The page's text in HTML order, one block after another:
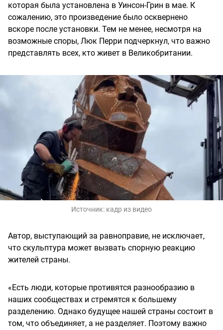
которая была установлена в Уинсон-Грин в мае. К
сожалению, это произведение было осквернено
вскоре после установки. Тем не менее, несмотря на
возможные споры, Люк Перри подчеркнул, что важно
представлять всех, кто живет в Великобритании.
Источник: кадр из видео
Автор, выступающий за равноправие, не исключает,
что скульптура может вызвать спорную реакцию
жителей страны.
«Есть люди, которые противятся разнообразию в
наших сообществах и стремятся к большему
разделению. Однако будущее нашей страны состоит в
том, что объединяет, а не разделяет. Поэтому важно